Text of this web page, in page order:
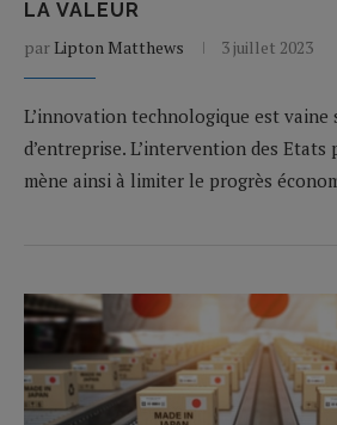
LA VALEUR
par Lipton Matthews 3 juillet 2023
L’innovation technologique est vaine
d’entreprise. L’intervention des
mène ainsi à limiter le progrès